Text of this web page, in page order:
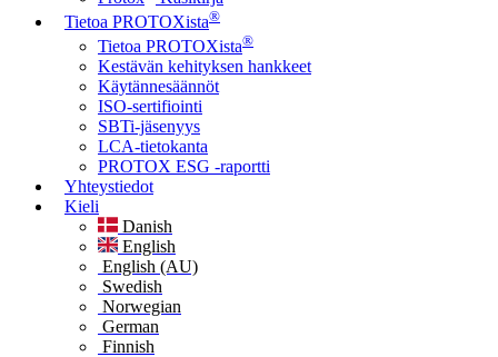
Tietoa PROTOXista®
Tietoa PROTOXista®
Kestävän kehityksen hankkeet
Käytännesäännöt
ISO-sertifiointi
SBTi-jäsenyys
LCA-tietokanta
PROTOX ESG -raportti
Yhteystiedot
Kieli
Danish
English
English (AU)
Swedish
Norwegian
German
Finnish